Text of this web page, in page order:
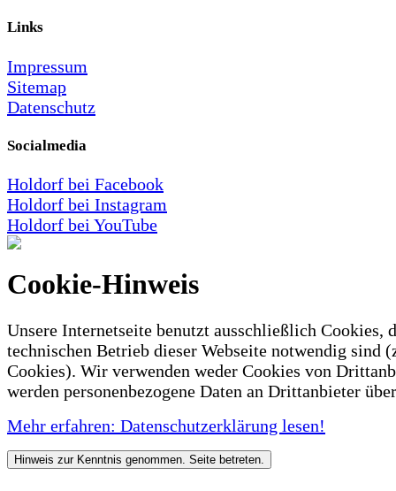
Links
Impressum
Sitemap
Datenschutz
Socialmedia
Holdorf bei Facebook
Holdorf bei Instagram
Holdorf bei YouTube
Cookie-Hinweis
Unsere Internetseite benutzt ausschließlich Cookies,
technischen Betrieb dieser Webseite notwendig sind
Cookies). Wir verwenden weder Cookies von
werden personenbezogene Daten an Drittanbieter
Mehr erfahren: Datenschutzerklärung lesen!
Hinweis zur Kenntnis genommen. Seite betreten.